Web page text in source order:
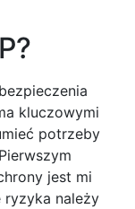
kluczowymi
potrzeby
jest mi
ryzyka należy